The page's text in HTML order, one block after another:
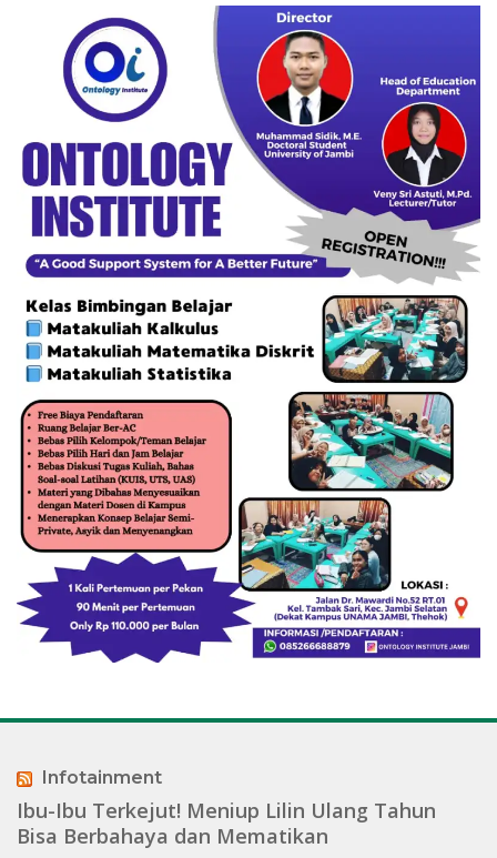
Infotainment
Ibu-Ibu Terkejut! Meniup Lilin Ulang Tahun
Bisa Berbahaya dan Mematikan